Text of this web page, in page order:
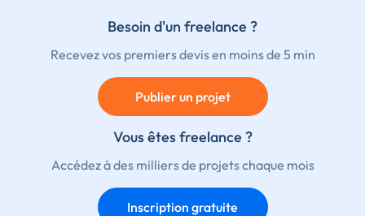
Besoin d'un freelance ?
Recevez vos premiers devis en moins de 5 min
Publier un projet
Vous êtes freelance ?
Accédez à des milliers de projets chaque mois
Inscription gratuite